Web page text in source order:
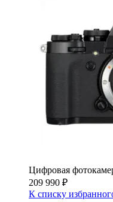
Цифровая
209 990 ₽
К списку